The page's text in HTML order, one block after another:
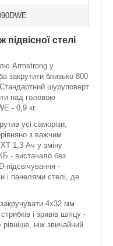
стелі
Armstrong у
закрутити близько 800
шуруповерт
над головою
- 0,9 кг.
усі саморізи,
з важчим
1,3 Ач у зміну
- вистачало без
підсвічування -
і панелями стелі, де
4x32 мм
і зривів шліцу -
ніж звичайний